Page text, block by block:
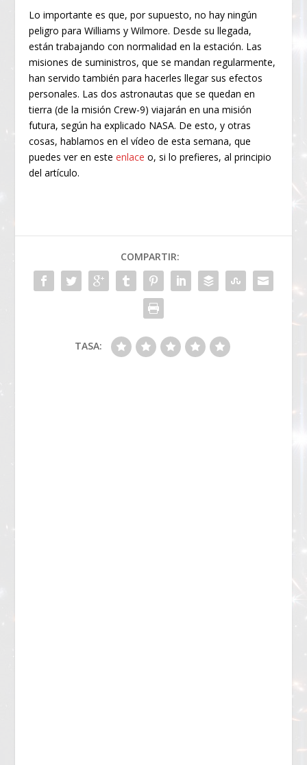
Lo importante es que, por supuesto, no hay ningún
peligro para Williams y Wilmore. Desde su llegada,
están trabajando con normalidad en la estación. Las
misiones de suministros, que se mandan regularmente,
han servido también para hacerles llegar sus efectos
personales. Las dos astronautas que se quedan en
tierra (de la misión Crew-9) viajarán en una misión
futura, según ha explicado NASA. De esto, y otras
cosas, hablamos en el vídeo de esta semana, que
puedes ver en esteenlace o, si lo prefieres, al principio
del artículo.
COMPARTIR:
TASA: